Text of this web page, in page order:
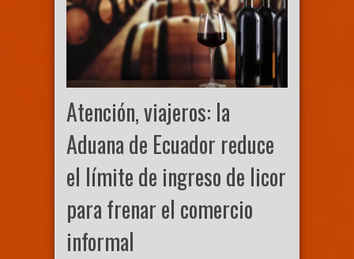
Atención, viajeros: la
Aduana de Ecuador reduce
el límite de ingreso de licor
para frenar el comercio
informal